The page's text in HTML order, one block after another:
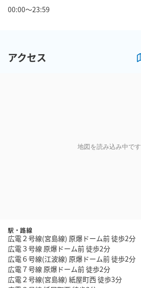
00:00〜23:59
アクセス
地図を読み込み中です
駅・路線
広電２号線(宮島線) 原爆ドーム前 徒歩2分
広電３号線 原爆ドーム前 徒歩2分
広電６号線(江波線) 原爆ドーム前 徒歩2分
広電７号線 原爆ドーム前 徒歩2分
広電２号線(宮島線) 紙屋町西 徒歩3分